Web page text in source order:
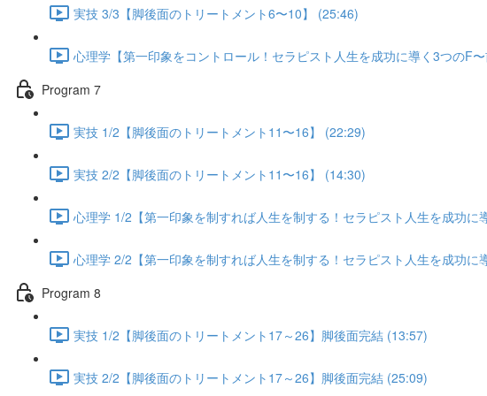
実技 3/3【脚後面のトリートメント6〜10】 (25:46)
心理学【第一印象をコントロール！セラピスト人生を成功に導く3つのF
Program 7
実技 1/2【脚後面のトリートメント11〜16】 (22:29)
実技 2/2【脚後面のトリートメント11〜16】 (14:30)
心理学 1/2【第一印象を制すれば人生を制する！セラピスト人生を成功に
心理学 2/2【第一印象を制すれば人生を制する！セラピスト人生を成功に
Program 8
実技 1/2【脚後面のトリートメント17～26】脚後面完結 (13:57)
実技 2/2【脚後面のトリートメント17～26】脚後面完結 (25:09)